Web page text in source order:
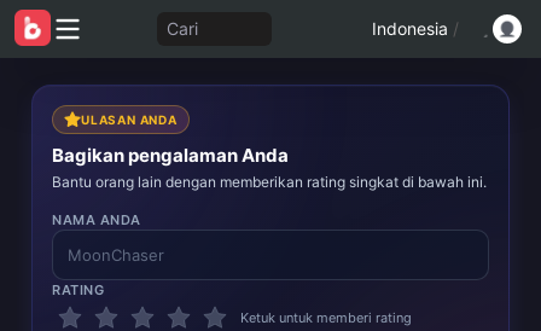
Cari Indonesia /
ULASAN ANDA
Bagikan pengalaman Anda
Bantu orang lain dengan memberikan rating singkat di bawah ini.
NAMA ANDA
RATING
Ketuk untuk memberi rating